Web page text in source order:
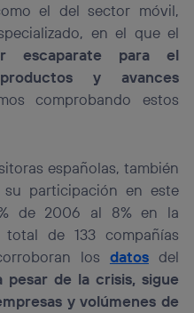
el del sector móvil,
en el que el
escaparate para el
y avances
comprobando estos
españolas, también
participación en este
de 2006 al 8% en la
de 133 compañías
los datosdel
pesar de la crisis, sigue
y volúmenes de